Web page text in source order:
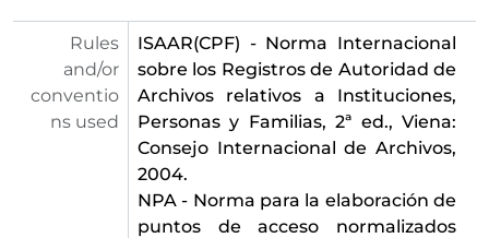
Rules
and/or
conventio
ns used
ISAAR(CPF) - Norma Internacional
sobre los Registros de Autoridad de
Archivos relativos a Instituciones,
Personas y Familias, 2ª ed., Viena:
Consejo Internacional de Archivos,
2004.
NPA - Norma para la elaboración de
puntos de acceso normalizados